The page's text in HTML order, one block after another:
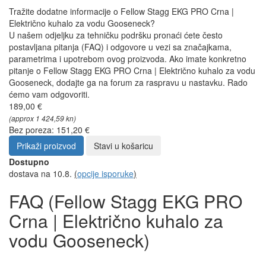
Tražite dodatne informacije o Fellow Stagg EKG PRO Crna |
Električno kuhalo za vodu Gooseneck?
U našem odjeljku za tehničku podršku pronaći ćete često
postavljana pitanja (FAQ) i odgovore u vezi sa značajkama,
parametrima i upotrebom ovog proizvoda. Ako imate konkretno
pitanje o Fellow Stagg EKG PRO Crna | Električno kuhalo za vodu
Gooseneck, dodajte ga na forum za raspravu u nastavku. Rado
ćemo vam odgovoriti.
189,00 €
(approx 1 424,59 kn)
Bez poreza: 151,20 €
Prikaži proizvod
Stavi u košaricu
Dostupno
dostava na 10.8. (opcije isporuke)
FAQ (Fellow Stagg EKG PRO
Crna | Električno kuhalo za
vodu Gooseneck)